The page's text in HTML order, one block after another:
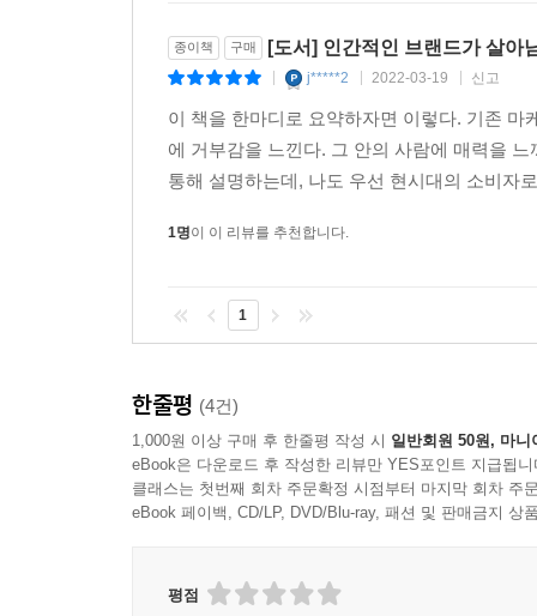
종이책 구매 [도서] 인간적인 브랜드가 살아
j*****2 2022-03-19 신고
이 책을 한마디로 요약하자면 이렇다. 기존
에 거부감을 느낀다. 그 안의 사람에 매력을
통해 설명하는데, 나도 우선 현시대의 소비자
1명이 이 리뷰를 추천합니다.
1
한줄평 (4건)
1,000원 이상 구매 후 한줄평 작성 시 일반회원 50원, 마니
eBook은 다운로드 후 작성한 리뷰만 YES포인트 지급됩니
클래스는 첫번째 회차 주문확정 시점부터 마지막 회차 주
eBook 페이백, CD/LP, DVD/Blu-ray, 패션 및 판매금지 상
평점